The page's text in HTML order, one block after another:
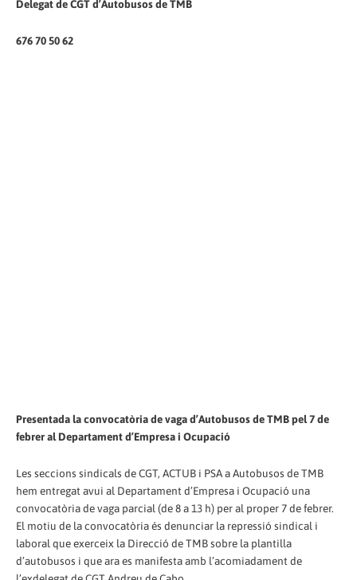
Delegat de CGT d’Autobusos de TMB
676 70 50 62
Presentada la convocatòria de vaga d’Autobusos de TMB pel 7 de
febrer al Departament d’Empresa i Ocupació
Les seccions sindicals de CGT, ACTUB i PSA a Autobusos de TMB
hem entregat avui al Departament d’Empresa i Ocupació una
convocatòria de vaga parcial (de 8 a 13 h) per al proper 7 de febrer.
El motiu de la convocatòria és denunciar la repressió sindical i
laboral que exerceix la Direcció de TMB sobre la plantilla
d’autobusos i que ara es manifesta amb l’acomiadament de